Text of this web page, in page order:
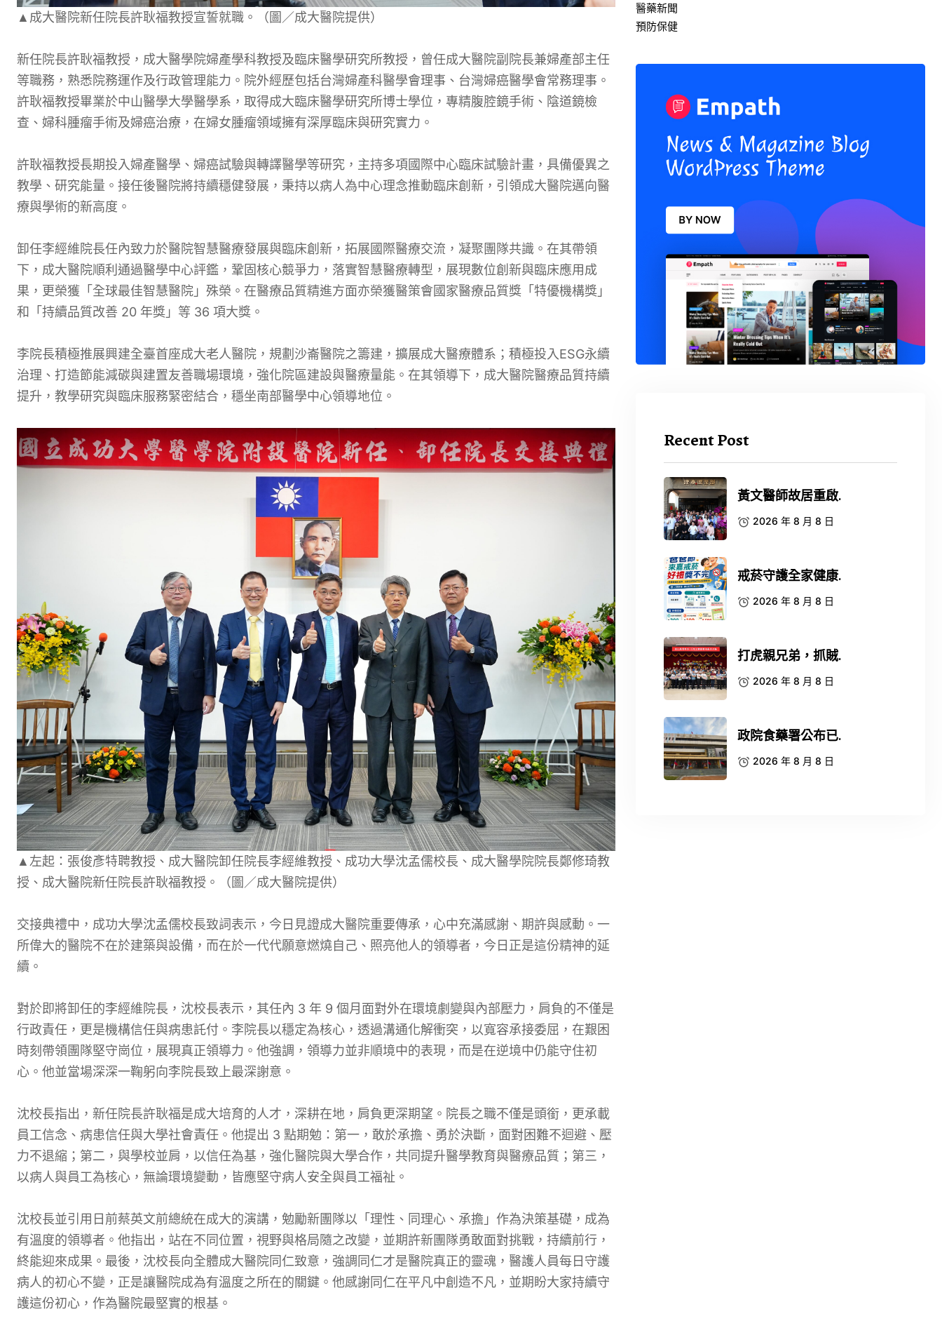
▲成大醫院新任院長許耿福教授宣誓就職。（圖／成大醫院提供）
新任院長許耿福教授，成大醫學院婦產學科教授及臨床醫學研究所教授，曾任成大醫院副院長兼婦產部主任
等職務，熟悉院務運作及行政管理能力。院外經歷包括台灣婦產科醫學會理事、台灣婦癌醫學會常務理事。
許耿福教授畢業於中山醫學大學醫學系，取得成大臨床醫學研究所博士學位，專精腹腔鏡手術、陰道鏡檢
查、婦科腫瘤手術及婦癌治療，在婦女腫瘤領域擁有深厚臨床與研究實力。
許耿福教授長期投入婦產醫學、婦癌試驗與轉譯醫學等研究，主持多項國際中心臨床試驗計畫，具備優異之
教學、研究能量。接任後醫院將持續穩健發展，秉持以病人為中心理念推動臨床創新，引領成大醫院邁向醫
療與學術的新高度。
卸任李經維院長任內致力於醫院智慧醫療發展與臨床創新，拓展國際醫療交流，凝聚團隊共識。在其帶領
下，成大醫院順利通過醫學中心評鑑，鞏固核心競爭力，落實智慧醫療轉型，展現數位創新與臨床應用成
果，更榮獲「全球最佳智慧醫院」殊榮。在醫療品質精進方面亦榮獲醫策會國家醫療品質獎「特優機構獎」
和「持續品質改善 20 年獎」等 36 項大獎。
李院長積極推展興建全臺首座成大老人醫院，規劃沙崙醫院之籌建，擴展成大醫療體系；積極投入ESG永續
治理、打造節能減碳與建置友善職場環境，強化院區建設與醫療量能。在其領導下，成大醫院醫療品質持續
提升，教學研究與臨床服務緊密結合，穩坐南部醫學中心領導地位。
▲左起：張俊彥特聘教授、成大醫院卸任院長李經維教授、成功大學沈孟儒校長、成大醫學院院長鄭修琦教
授、成大醫院新任院長許耿福教授。（圖／成大醫院提供）
交接典禮中，成功大學沈孟儒校長致詞表示，今日見證成大醫院重要傳承，心中充滿感謝、期許與感動。一
所偉大的醫院不在於建築與設備，而在於一代代願意燃燒自己、照亮他人的領導者，今日正是這份精神的延
續。
對於即將卸任的李經維院長，沈校長表示，其任內 3 年 9 個月面對外在環境劇變與內部壓力，肩負的不僅是
行政責任，更是機構信任與病患託付。李院長以穩定為核心，透過溝通化解衝突，以寬容承接委屈，在艱困
時刻帶領團隊堅守崗位，展現真正領導力。他強調，領導力並非順境中的表現，而是在逆境中仍能守住初
心。他並當場深深一鞠躬向李院長致上最深謝意。
沈校長指出，新任院長許耿福是成大培育的人才，深耕在地，肩負更深期望。院長之職不僅是頭銜，更承載
員工信念、病患信任與大學社會責任。他提出 3 點期勉：第一，敢於承擔、勇於決斷，面對困難不迴避、壓
力不退縮；第二，與學校並肩，以信任為基，強化醫院與大學合作，共同提升醫學教育與醫療品質；第三，
以病人與員工為核心，無論環境變動，皆應堅守病人安全與員工福祉。
沈校長並引用日前蔡英文前總統在成大的演講，勉勵新團隊以「理性、同理心、承擔」作為決策基礎，成為
有溫度的領導者。他指出，站在不同位置，視野與格局隨之改變，並期許新團隊勇敢面對挑戰，持續前行，
終能迎來成果。最後，沈校長向全體成大醫院同仁致意，強調同仁才是醫院真正的靈魂，醫護人員每日守護
病人的初心不變，正是讓醫院成為有溫度之所在的關鍵。他感謝同仁在平凡中創造不凡，並期盼大家持續守
護這份初心，作為醫院最堅實的根基。
醫藥新聞
預防保健
Recent Post
黃文醫師故居重啟.
2026 年 8 月 8 日
戒菸守護全家健康.
2026 年 8 月 8 日
打虎親兄弟，抓賊.
2026 年 8 月 8 日
政院食藥署公布已.
2026 年 8 月 8 日